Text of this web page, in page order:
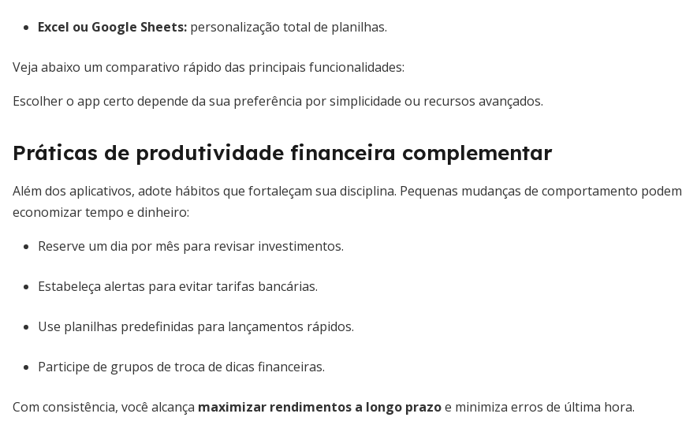
Excel ou Google Sheets: personalização total de planilhas.
Veja abaixo um comparativo rápido das principais funcionalidades:
Escolher o app certo depende da sua preferência por simplicidade ou recursos avançados.
Práticas de produtividade financeira complementar
Além dos aplicativos, adote hábitos que fortaleçam sua disciplina. Pequenas mudanças de comportamento podem
economizar tempo e dinheiro:
Reserve um dia por mês para revisar investimentos.
Estabeleça alertas para evitar tarifas bancárias.
Use planilhas predefinidas para lançamentos rápidos.
Participe de grupos de troca de dicas financeiras.
Com consistência, você alcança maximizar rendimentos a longo prazoe minimiza erros de última hora.